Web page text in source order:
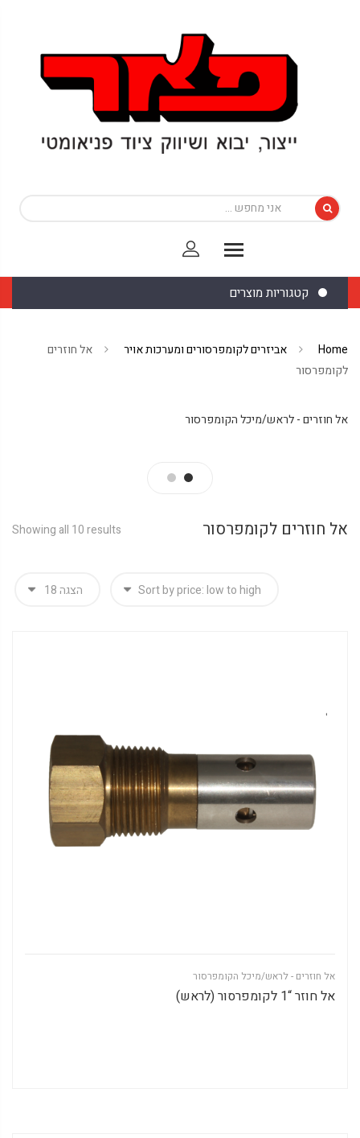
קטגוריות מוצרים
Home אביזרים לקומפרסורים ומערכות אויר
אל חוזרים
לקומפרסור
אל חוזרים - לראש/מיכל הקומפרסור
אל חוזרים לקומפרסור Showing all 10 results
אל חוזרים - לראש/מיכל הקומפרסור
אל חוזר “1 לקומפרסור (לראש)